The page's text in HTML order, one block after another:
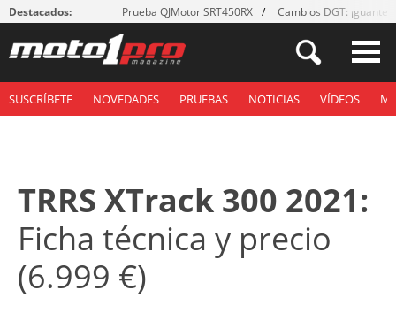
Destacados: Prueba QJMotor SRT450RX Cambios DGT: ¡guantes!
SUSCRÍBETE NOVEDADES PRUEBAS NOTICIAS VÍDEOS
TRRS XTrack 300 2021:
Ficha técnica y precio
(6.999 €)